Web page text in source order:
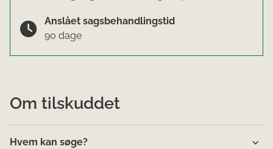
Anslået sagsbehandlingstid
90 dage
Om tilskuddet
Hvem kan søge?